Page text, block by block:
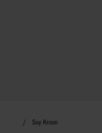
Soy Kroon